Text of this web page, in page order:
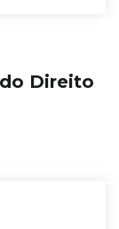
Direito